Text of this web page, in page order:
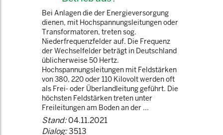
Bei Anlagen die der Energieversorgung
dienen, mit Hochspannungsleitungen oder
Transformatoren, treten sog.
Niederfrequenzfelder auf. Die Frequenz
der Wechselfelder beträgt in Deutschland
üblicherweise 50 Hertz.
Hochspannungsleitungen mit Feldstärken
von 380, 220 oder 110 Kilovolt werden oft
als Frei- oder Überlandleitung geführt. Die
höchsten Feldstärken treten unter
Freileitungen am Boden an der ...
Stand:04.11.2021
Dialog:3513